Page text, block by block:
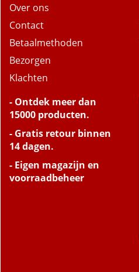
Over ons
Contact
Betaalmethoden
Bezorgen
Klachten
- Ontdek meer dan
15000 producten.
- Gratis retour binnen
14 dagen.
- Eigen magazijn en
voorraadbeheer